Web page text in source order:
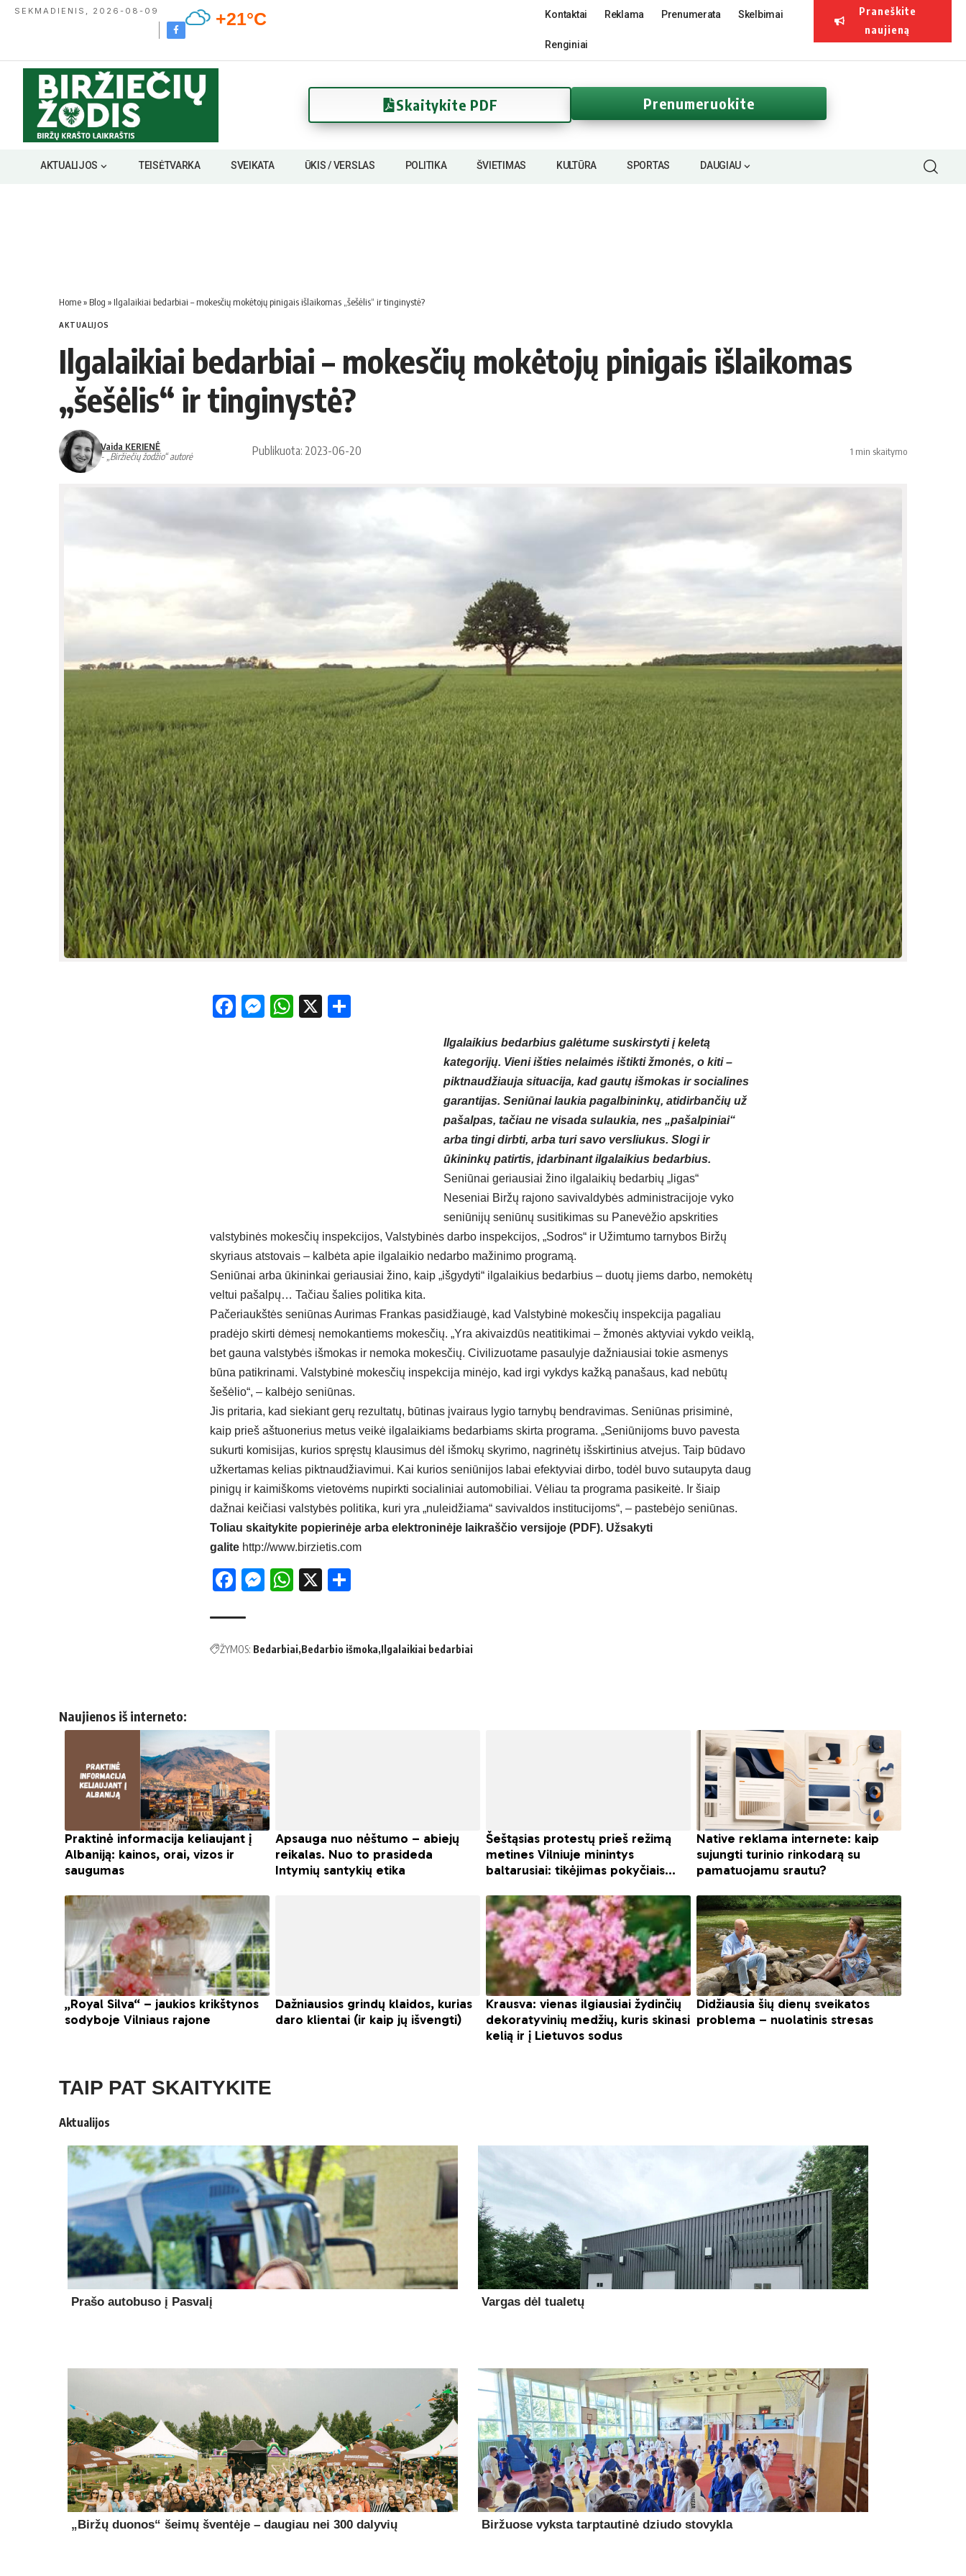
SEKMADIENIS, 2026-08-09 +21°C Kontaktai Reklama Prenumerata Skelbimai
Renginiai
Praneškite
naujieną
Skaitykite PDF Prenumeruokite
AKTUALIJOS TEISĖTVARKA SVEIKATA ŪKIS / VERSLAS POLITIKA ŠVIETIMAS KULTŪRA SPORTAS DAUGIAU
Home» Blog » Ilgalaikiai bedarbiai – mokesčių mokėtojų pinigais išlaikomas „šešėlis“ ir tinginystė?
AKTUALIJOS
Ilgalaikiai bedarbiai – mokesčių mokėtojų pinigais išlaikomas
„šešėlis“ ir tinginystė?
Vaida KERIENĖ
- „Biržiečių žodžio“ autorė
Publikuota: 2023-06-20 1 min skaitymo
Facebook
Messenger
WhatsApp
X
Ilgalaikius bedarbius galėtume suskirstyti į keletą
kategorijų. Vieni išties nelaimės ištikti žmonės, o kiti –
piktnaudžiauja situacija, kad gautų išmokas ir socialines
garantijas. Seniūnai laukia pagalbininkų, atidirbančių už
pašalpas, tačiau ne visada sulaukia, nes „pašalpiniai“
arba tingi dirbti, arba turi savo versliukus. Slogi ir
ūkininkų patirtis, įdarbinant ilgalaikius bedarbius.
Seniūnai geriausiai žino ilgalaikių bedarbių „ligas“
Neseniai Biržų rajono savivaldybės administracijoje vyko
seniūnijų seniūnų susitikimas su Panevėžio apskrities
valstybinės mokesčių inspekcijos, Valstybinės darbo inspekcijos, „Sodros“ ir Užimtumo tarnybos Biržų
skyriaus atstovais – kalbėta apie ilgalaikio nedarbo mažinimo programą.
Seniūnai arba ūkininkai geriausiai žino, kaip „išgydyti“ ilgalaikius bedarbius – duotų jiems darbo, nemokėtų
veltui pašalpų… Tačiau šalies politika kita.
Pačeriaukštės seniūnas Aurimas Frankas pasidžiaugė, kad Valstybinė mokesčių inspekcija pagaliau
pradėjo skirti dėmesį nemokantiems mokesčių. „Yra akivaizdūs neatitikimai – žmonės aktyviai vykdo veiklą,
bet gauna valstybės išmokas ir nemoka mokesčių. Civilizuotame pasaulyje dažniausiai tokie asmenys
būna patikrinami. Valstybinė mokesčių inspekcija minėjo, kad irgi vykdys kažką panašaus, kad nebūtų
šešėlio“, – kalbėjo seniūnas.
Jis pritaria, kad siekiant gerų rezultatų, būtinas įvairaus lygio tarnybų bendravimas. Seniūnas prisiminė,
kaip prieš aštuonerius metus veikė ilgalaikiams bedarbiams skirta programa. „Seniūnijoms buvo pavesta
sukurti komisijas, kurios spręstų klausimus dėl išmokų skyrimo, nagrinėtų išskirtinius atvejus. Taip būdavo
užkertamas kelias piktnaudžiavimui. Kai kurios seniūnijos labai efektyviai dirbo, todėl buvo sutaupyta daug
pinigų ir kaimiškoms vietovėms nupirkti socialiniai automobiliai. Vėliau ta programa pasikeitė. Ir šiaip
dažnai keičiasi valstybės politika, kuri yra „nuleidžiama“ savivaldos institucijoms“, – pastebėjo seniūnas.
Toliau skaitykite popierinėje arba elektroninėje laikraščio versijoje (PDF). Užsakyti
galite http://www.birzietis.com
Facebook
Messenger
WhatsApp
X
ŽYMOS: Bedarbiai Bedarbio išmoka Ilgalaikiai bedarbiai
Naujienos iš interneto:
TAIP PAT SKAITYKITE
Aktualijos
Prašo autobuso į Pasvalį Vargas dėl tualetų
„Biržų duonos“ šeimų šventėje – daugiau nei 300 dalyvių Biržuose vyksta tarptautinė dziudo stovykla